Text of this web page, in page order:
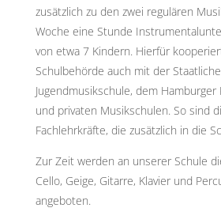
zusätzlich zu den zwei regulären
Woche eine Stunde
von etwa 7 Kindern. Hierfür
Schulbehörde auch mit der
Jugendmusikschule, dem
und privaten Musikschulen. So sind
Fachlehrkräfte, die zusätzlich in die
Zur Zeit werden an unserer Schule
Cello, Geige, Gitarre, Klavier und
angeboten.